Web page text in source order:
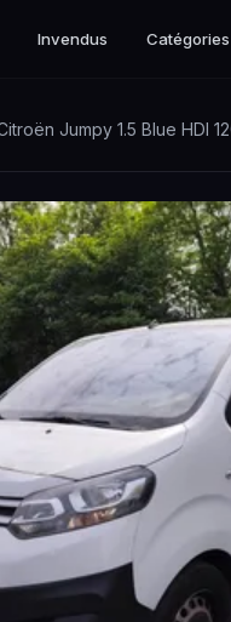
Invendus Catégories
Jumpy 1.5 Blue HDI